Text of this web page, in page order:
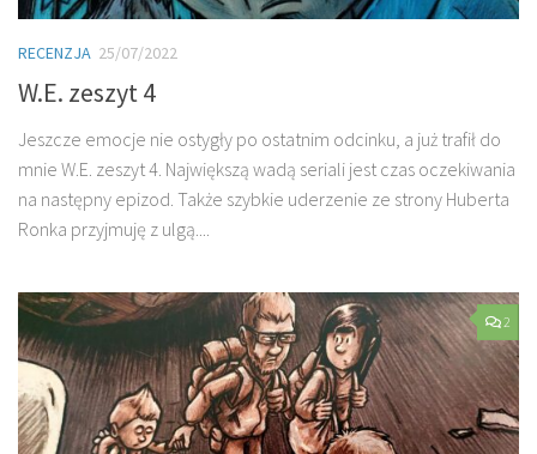
RECENZJA 25/07/2022
W.E. zeszyt 4
Jeszcze emocje nie ostygły po ostatnim odcinku, a już trafił do
mnie W.E. zeszyt 4. Największą wadą seriali jest czas oczekiwania
na następny epizod. Także szybkie uderzenie ze strony Huberta
Ronka przyjmuję z ulgą....
2